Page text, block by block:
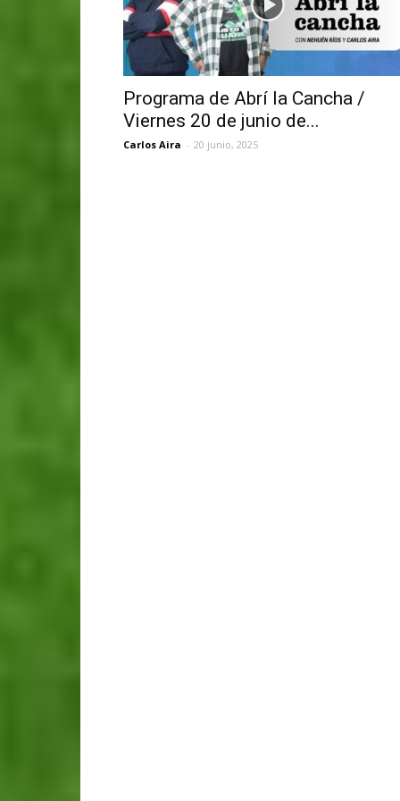
Programa de Abrí la Cancha /
Viernes 20 de junio de...
Carlos Aira - 20 junio, 2025